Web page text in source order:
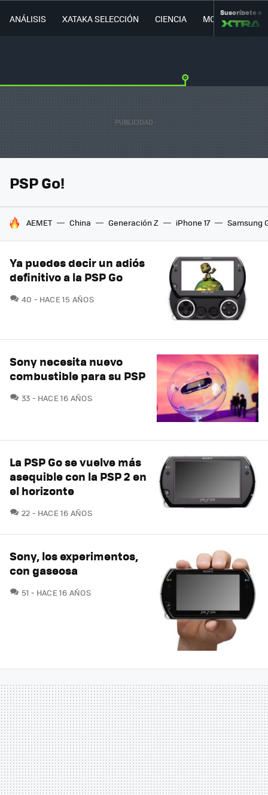
ANÁLISIS XATAKA SELECCIÓN CIENCIA MOVILIDAD
Suscríbete a
PSP Go!
HOY SE HABLA DE
AEMET China Generación Z iPhone 17 Samsung
Ya puedes decir un adiós
definitivo a la PSP Go
40 COMENTARIOS
HACE 15 AÑOS
Sony necesita nuevo
combustible para su PSP
33 COMENTARIOS
HACE 16 AÑOS
La PSP Go se vuelve más
asequible con la PSP 2 en
el horizonte
22 COMENTARIOS
HACE 16 AÑOS
Sony, los experimentos,
con gaseosa
51 COMENTARIOS
HACE 16 AÑOS